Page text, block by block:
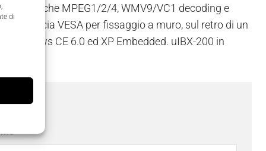
di
codifiche MPEG1/2/4, WMV9/VC1 decoding e
VESA per fissaggio a muro, sul retro di un
Windows CE 6.0 ed XP Embedded. uIBX-200 in
*